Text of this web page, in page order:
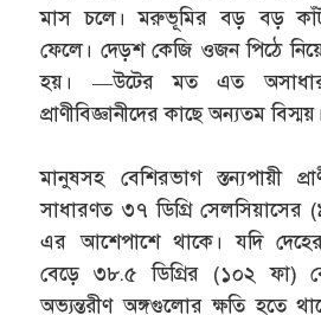
মাস চলে। মরুভূমির বড় বড়
ফেলে। দেড়শ কেজি ওজন পিঠে
হয়। —উটের মত এত অসাধারণ
প্রাণীবিজ্ঞানীদের কাছে অন্যতম
মানুষসহ বেশিরভাগ স্তন্যপায়ী
সাধারণত ৩৭ ডিগ্রি সেলসিয়াসের
এর আশেপাশে থাকে। যদি দেহের
বেড়ে ৩৮.৫ ডিগ্রির (১০২ ফা)
অভ্যন্তরীণ অঙ্গগুলোর ক্ষতি হতে